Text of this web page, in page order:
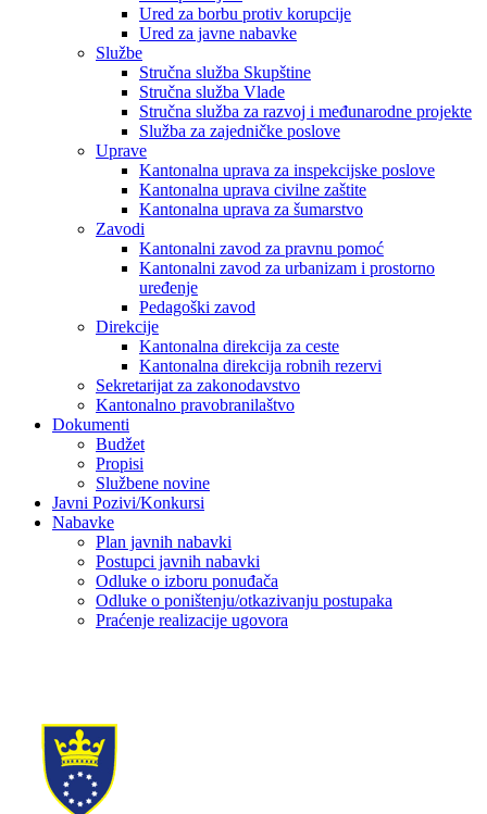
Ured za borbu protiv korupcije
Ured za javne nabavke
Službe
Stručna služba Skupštine
Stručna služba Vlade
Stručna služba za razvoj i međunarodne projekte
Služba za zajedničke poslove
Uprave
Kantonalna uprava za inspekcijske poslove
Kantonalna uprava civilne zaštite
Kantonalna uprava za šumarstvo
Zavodi
Kantonalni zavod za pravnu pomoć
Kantonalni zavod za urbanizam i prostorno
uređenje
Pedagoški zavod
Direkcije
Kantonalna direkcija za ceste
Kantonalna direkcija robnih rezervi
Sekretarijat za zakonodavstvo
Kantonalno pravobranilaštvo
Dokumenti
Budžet
Propisi
Službene novine
Javni Pozivi/Konkursi
Nabavke
Plan javnih nabavki
Postupci javnih nabavki
Odluke o izboru ponuđača
Odluke o poništenju/otkazivanju postupaka
Praćenje realizacije ugovora